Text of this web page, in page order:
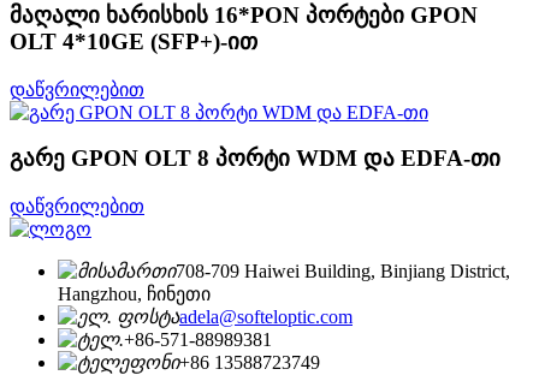
მაღალი ხარისხის 16*PON პორტები GPON
OLT 4*10GE (SFP+)-ით
დაწვრილებით
გარე GPON OLT 8 პორტი WDM და EDFA-თი
დაწვრილებით
708-709 Haiwei Building, Binjiang District,
Hangzhou, ჩინეთი
adela@softeloptic.com
+86-571-88989381
+86 13588723749